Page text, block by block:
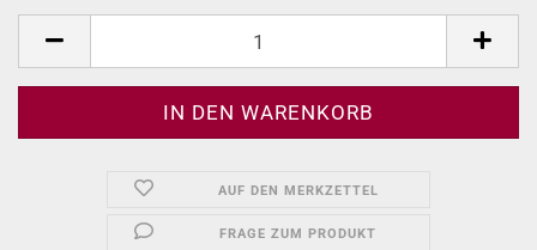
AUF DEN MERKZETTEL
FRAGE ZUM PRODUKT